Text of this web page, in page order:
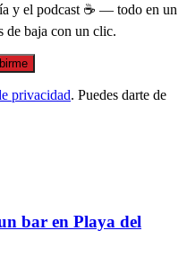
y el podcast ☕ — todo en un
de baja con un clic.
privacidad. Puedes darte de
bar en Playa del